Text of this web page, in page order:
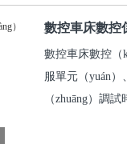
數控車床數控
數控車床數控（
服單元（yuán
（zhuāng）調